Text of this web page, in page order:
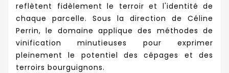
reflètent fidèlement le terroir et l'identité de
chaque parcelle. Sous la direction de Céline
Perrin, le domaine applique des méthodes de
vinification minutieuses pour exprimer
pleinement le potentiel des cépages et des
terroirs bourguignons.